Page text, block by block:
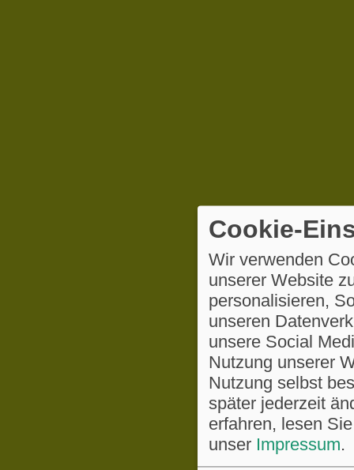
Cookie-
Wir verwenden
unserer Website
personalisieren,
unseren
unsere Social
Nutzung unserer
Nutzung selbst
später jederzeit
erfahren, lesen
unser Impressum.